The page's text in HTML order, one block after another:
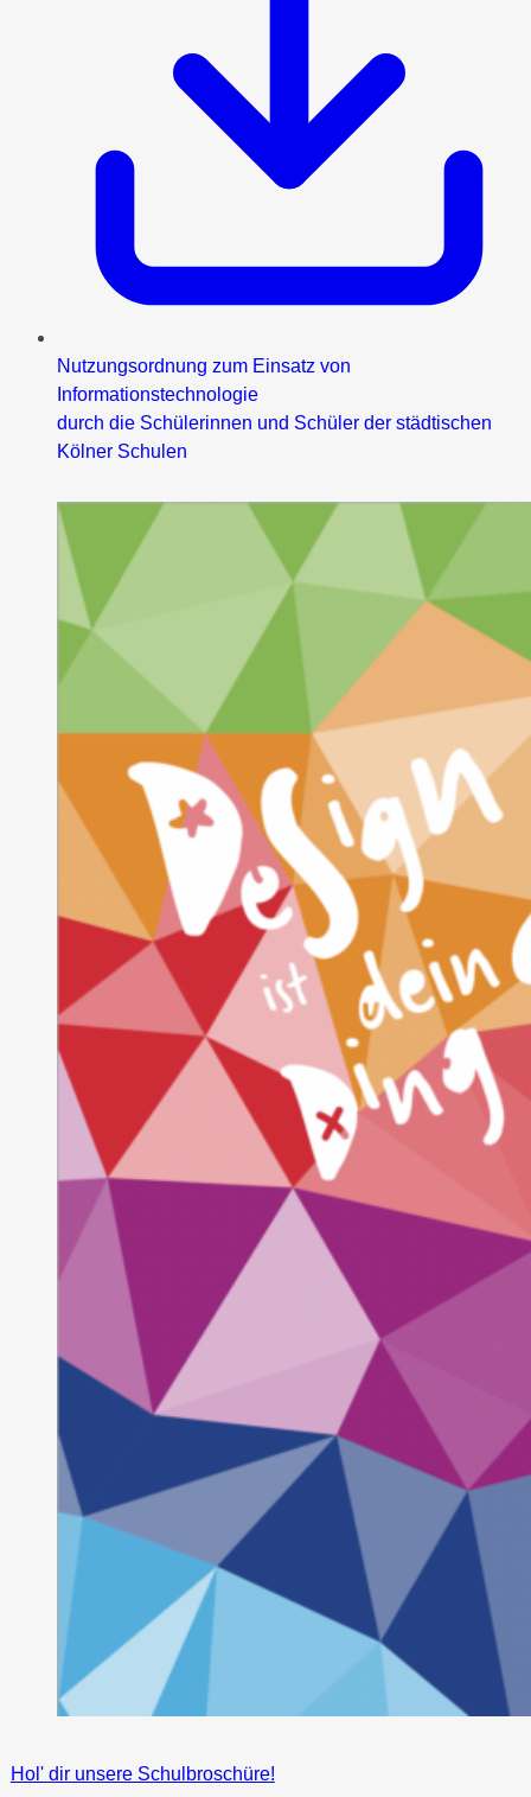
Nutzungsordnung zum Einsatz von
Informationstechnologie
durch die Schülerinnen und Schüler der städtischen
Kölner Schulen
Hol' dir unsere Schulbroschüre!